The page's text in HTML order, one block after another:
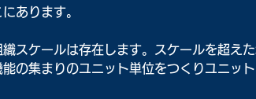
あります。
スケールは存在します。スケールを超え
の集まりのユニット単位をつくりユニッ